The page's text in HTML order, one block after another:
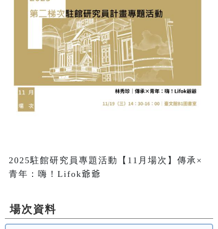
2025駐館研究員專題活動【11月場次】傳承×
青年：嗨！Lifok爺爺
場次資料